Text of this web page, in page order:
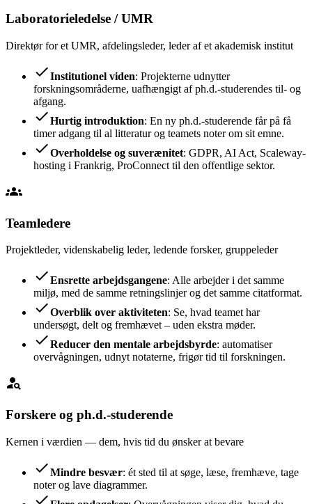
Laboratorieledelse / UMR
Direktør for et UMR, afdelingsleder, leder af et akademisk institut
checkInstitutionel viden: Projekterne udnytter
forskningsområderne, uafhængigt af ph.d.-studerendes til- og
afgang.
checkHurtig introduktion: En ny ph.d.-studerende får på få
timer adgang til al litteratur og teamets noter om sit emne.
checkOverholdelse og suverænitet: GDPR, AI Act, Scaleway-
hosting i Frankrig, ProConnect til den offentlige sektor.
groups
Teamledere
Projektleder, videnskabelig leder, ledende forsker, gruppeleder
checkEnsrette arbejdsgangene: Alle arbejder i det samme
miljø, med de samme retningslinjer og det samme citatformat.
checkOverblik over aktiviteten: Se, hvad teamet har
undersøgt, delt og fremhævet – uden ekstra møder.
checkReducer den mentale arbejdsbyrde: automatiser
overvågningen, udnyt notaterne, frigør tid til forskningen.
person_search
Forskere og ph.d.-studerende
Kernen i værdien — dem, hvis tid du ønsker at bevare
checkMindre besvær: ét sted til at søge, læse, fremhæve, tage
noter og lave diagrammer.
check